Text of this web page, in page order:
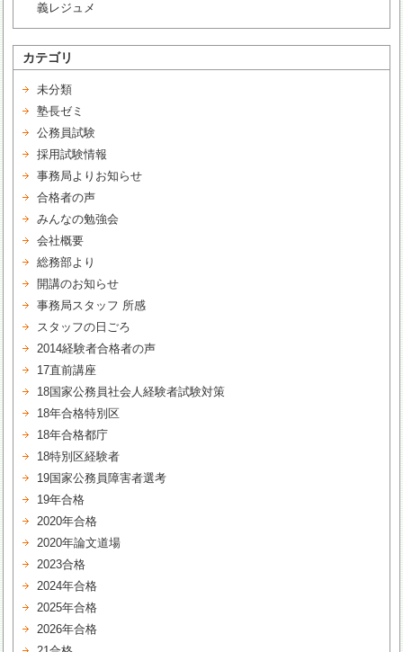
義レジュメ
カテゴリ
未分類
塾長ゼミ
公務員試験
採用試験情報
事務局よりお知らせ
合格者の声
みんなの勉強会
会社概要
総務部より
開講のお知らせ
事務局スタッフ 所感
スタッフの日ごろ
2014経験者合格者の声
17直前講座
18国家公務員社会人経験者試験対策
18年合格特別区
18年合格都庁
18特別区経験者
19国家公務員障害者選考
19年合格
2020年合格
2020年論文道場
2023合格
2024年合格
2025年合格
2026年合格